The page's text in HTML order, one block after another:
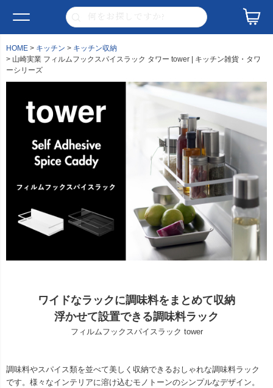
HOME キッチン
キッチン収納
山崎実業 フィルムフックスパイスラック タワー tower | キッチン雑貨・タワ
ーシリーズ
ワイドなラックに調味料をまとめて収納
浮かせて設置できる調味料ラック
フィルムフックスパイスラック tower
調味料やスパイス類を並べて美しく収納できるおしゃれな調味料ラック
です。様々なインテリアに溶け込むモノトーンのシンプルなデザイン。